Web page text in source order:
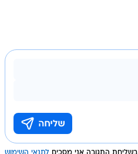
בשליחת התגובה אני מסכים לתנאי השימוש